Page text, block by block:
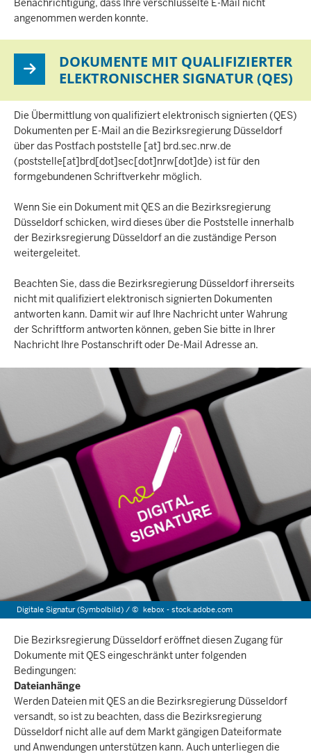
angenommen werden konnte.
DOKUMENTE MIT QUALIFIZIERTER
ELEKTRONISCHER SIGNATUR (QES)
Die Übermittlung von qualifiziert elektronisch signierten (QES)
Dokumenten per E-Mail an die Bezirksregierung Düsseldorf
über das Postfach poststelle [at] brd.sec.nrw.de
(poststelle[at]brd[dot]sec[dot]nrw[dot]de) ist für den
formgebundenen Schriftverkehr möglich.
Wenn Sie ein Dokument mit QES an die Bezirksregierung
Düsseldorf schicken, wird dieses über die Poststelle innerhalb
der Bezirksregierung Düsseldorf an die zuständige Person
weitergeleitet.
Beachten Sie, dass die Bezirksregierung Düsseldorf ihrerseits
nicht mit qualifiziert elektronisch signierten Dokumenten
antworten kann. Damit wir auf Ihre Nachricht unter Wahrung
der Schriftform antworten können, geben Sie bitte in Ihrer
Nachricht Ihre Postanschrift oder De-Mail Adresse an.
Digitale Signatur (Symbolbild) / © kebox - stock.adobe.com
Die Bezirksregierung Düsseldorf eröffnet diesen Zugang für
Dokumente mit QES eingeschränkt unter folgenden
Bedingungen:
Dateianhänge
Werden Dateien mit QES an die Bezirksregierung Düsseldorf
versandt, so ist zu beachten, dass die Bezirksregierung
Düsseldorf nicht alle auf dem Markt gängigen Dateiformate
und Anwendungen unterstützen kann. Auch unterliegen die